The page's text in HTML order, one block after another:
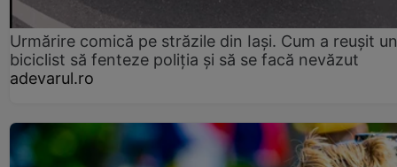
Urmărire comică pe străzile din Iași. Cum a reușit un
biciclist să fenteze poliția și să se facă nevăzut
adevarul.ro